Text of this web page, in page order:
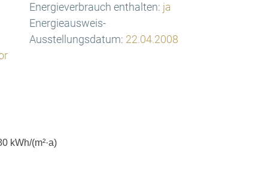
Energieverbrauch enthalten: ja
Energieausweis-
Ausstellungsdatum: 22.04.2008
kWh/(m²·a)